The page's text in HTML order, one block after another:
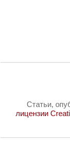
Статьи,
лицензии